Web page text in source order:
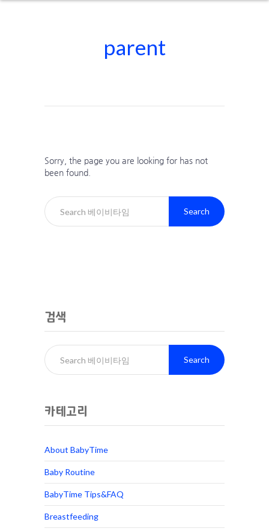
parent
Sorry, the page you are looking for has not
been found.
Search
검색
Search
카테고리
About BabyTime
Baby Routine
BabyTime Tips&FAQ
Breastfeeding